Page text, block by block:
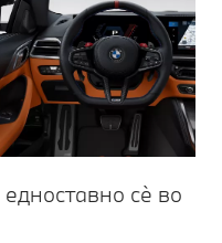
сè во